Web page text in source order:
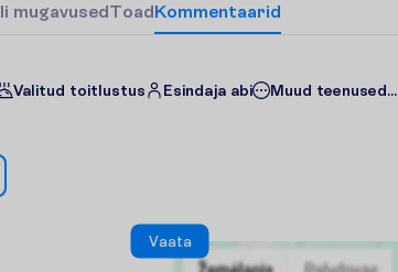
li mugavusedToadKommentaarid
Valitud toitlustus Esindaja abi Muud teenused...
Vaata